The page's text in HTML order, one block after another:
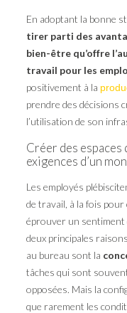
En adoptant la bonne
tirer parti des
bien-être qu’offre
travail pour les
positivement à la
prendre des décisions
l’utilisation de son
Créer des
exigences d’un
Les employés
de travail, à la fois
éprouver un sentiment
deux principales
au bureau sont la
tâches qui sont
opposées. Mais la
que rarement les